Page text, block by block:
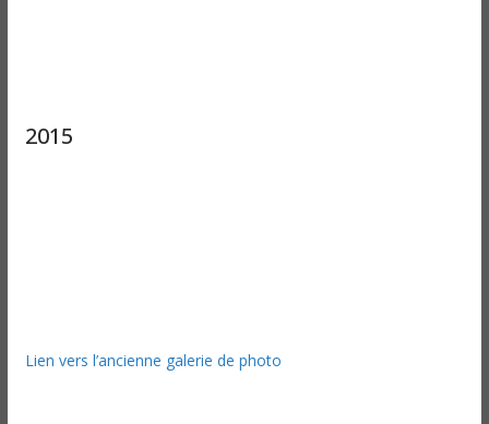
2015
Lien vers l’ancienne galerie de photo